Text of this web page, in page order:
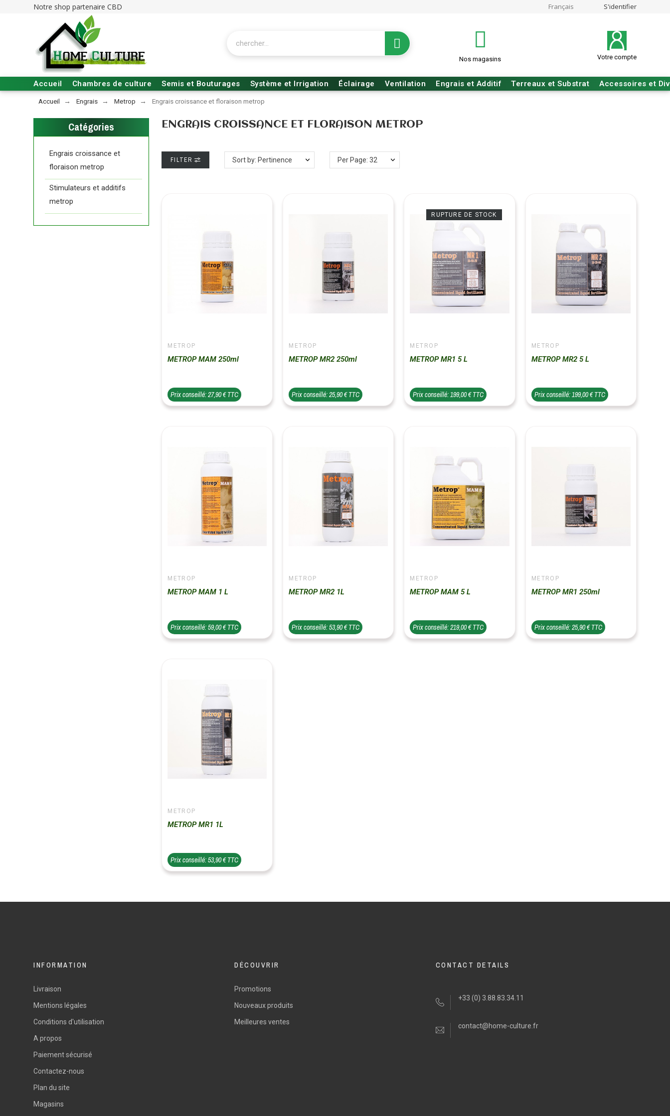
Notre shop partenaire CBD S'identifier
Français
Nos magasins Votre compte
Accueil Chambres de culture Semis et Bouturages Système et Irrigation Éclairage Ventilation Engrais et Additif Terreaux et Substrat Accessoires et
Accueil Engrais Metrop Engrais croissance et floraison metrop
Catégories
Engrais croissance et
floraison metrop
Stimulateurs et additifs
metrop
ENGRAIS CROISSANCE ET FLORAISON METROP
FILTER Sort by: Pertinence Per Page: 32
METROP
METROP MAM 250ml
Prix conseillé: 27,90 € TTC
METROP
METROP MR2 250ml
Prix conseillé: 25,90 € TTC
RUPTURE DE STOCK
METROP
METROP MR1 5 L
Prix conseillé: 199,00 € TTC
METROP
METROP MR2 5 L
Prix conseillé: 199,00 € TTC
METROP
METROP MAM 1 L
Prix conseillé: 59,00 € TTC
METROP
METROP MR2 1L
Prix conseillé: 53,90 € TTC
METROP
METROP MAM 5 L
Prix conseillé: 219,00 € TTC
METROP
METROP MR1 250ml
Prix conseillé: 25,90 € TTC
METROP
METROP MR1 1L
Prix conseillé: 53,90 € TTC
INFORMATION
Livraison
Mentions légales
Conditions d'utilisation
A propos
Paiement sécurisé
Contactez-nous
Plan du site
Magasins
DÉCOUVRIR
Promotions
Nouveaux produits
Meilleures ventes
CONTACT DETAILS
+33 (0) 3.88.83.34.11
contact@home-culture.fr